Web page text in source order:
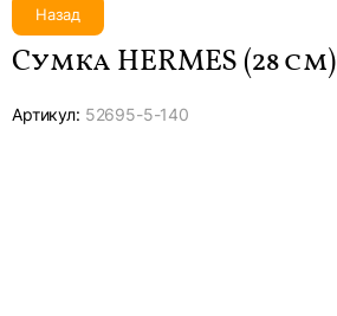
Назад
Сумка HERMES (28 см)
Артикул: 52695-5-140